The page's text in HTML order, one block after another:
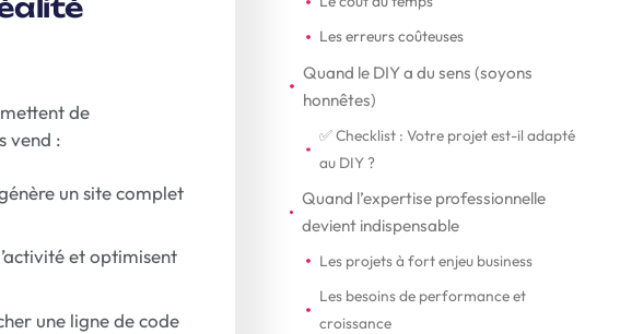
de
vend :
un site complet
et optimisent
une ligne de code
Les erreurs coûteuses
Quand le DIY a du sens (soyons
honnêtes)
✅ Checklist : Votre projet est-il adapté
au DIY ?
Quand l’expertise professionnelle
devient indispensable
Les projets à fort enjeu business
Les besoins de performance et
croissance